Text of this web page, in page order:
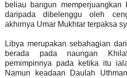
beliau bangun memperjuangkan
daripada dibelenggu oleh
akhirnya Umar Mukhtar terpaksa
Libya merupakan sebahagian
berada pada naungan
pemimpinnya pada ketika itu
Namun keadaan Daulah